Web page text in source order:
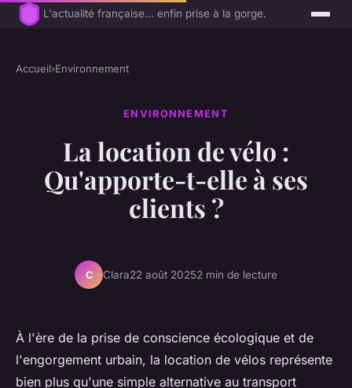
L'actualité française... enfin prise à la gorge.
Accueil›Environnement
ENVIRONNEMENT
La location de vélo :
Qu'apporte-t-elle à ses
clients ?
C Clara22 août 20252 min de lecture
À l'ère de la prise de conscience écologique et de
l'engorgement urbain, la location de vélos représente
bien plus qu'une simple alternative au transport